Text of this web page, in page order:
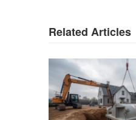
Related Articles